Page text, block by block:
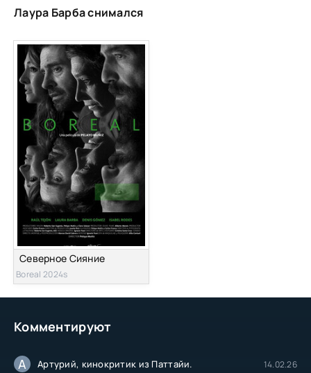
Комментируют
А Артурий, кинокритик из Паттайи. 14.02.26
Лаура Барба снимался
Северное Сияние
Boreal 2024s